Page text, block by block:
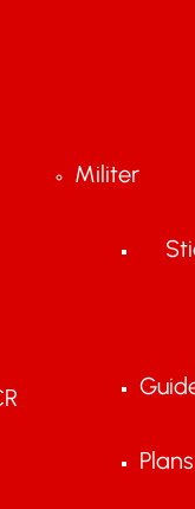
Militer